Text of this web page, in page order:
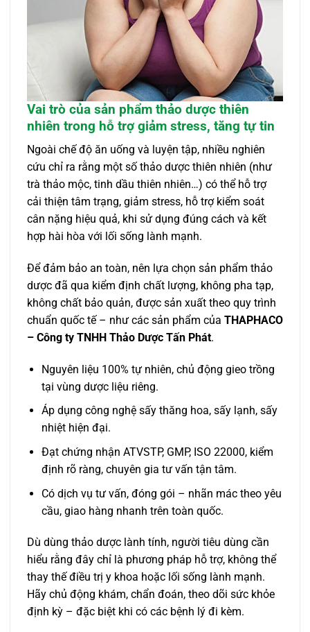
Vai trò của sản phẩm thảo dược thiên
nhiên trong hỗ trợ giảm stress, tăng tự tin
Ngoài chế độ ăn uống và luyện tập, nhiều nghiên
cứu chỉ ra rằng một số thảo dược thiên nhiên (như
trà thảo mộc, tinh dầu thiên nhiên…) có thể hỗ trợ
cải thiện tâm trạng, giảm stress, hỗ trợ kiểm soát
cân nặng hiệu quả, khi sử dụng đúng cách và kết
hợp hài hòa với lối sống lành mạnh.
Để đảm bảo an toàn, nên lựa chọn sản phẩm thảo
dược đã qua kiểm định chất lượng, không pha tạp,
không chất bảo quản, được sản xuất theo quy trình
chuẩn quốc tế – như các sản phẩm của THAPHACO
– Công ty TNHH Thảo Dược Tấn Phát.
Nguyên liệu 100% tự nhiên, chủ động gieo trồng
tại vùng dược liệu riêng.
Áp dụng công nghệ sấy thăng hoa, sấy lạnh, sấy
nhiệt hiện đại.
Đạt chứng nhận ATVSTP, GMP, ISO 22000, kiểm
định rõ ràng, chuyên gia tư vấn tận tâm.
Có dịch vụ tư vấn, đóng gói – nhãn mác theo yêu
cầu, giao hàng nhanh trên toàn quốc.
Dù dùng thảo dược lành tính, người tiêu dùng cần
hiểu rằng đây chỉ là phương pháp hỗ trợ, không thể
thay thế điều trị y khoa hoặc lối sống lành mạnh.
Hãy chủ động khám, chẩn đoán, theo dõi sức khỏe
định kỳ – đặc biệt khi có các bệnh lý đi kèm.